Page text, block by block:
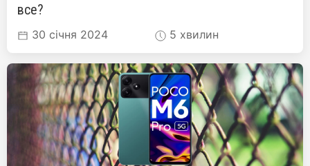
все?
30 січня 2024 5 хвилин